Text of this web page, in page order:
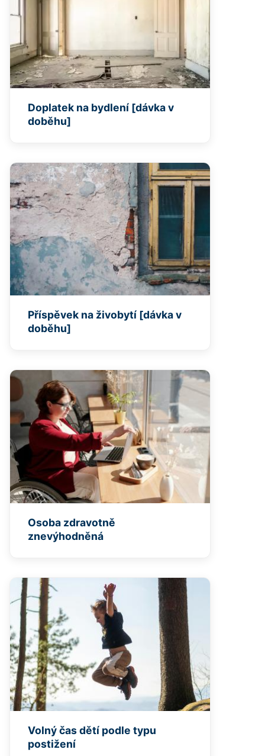
Doplatek na bydlení [dávka v
doběhu]
Příspěvek na živobytí [dávka v
doběhu]
Osoba zdravotně
znevýhodněná
Volný čas dětí podle typu
postižení